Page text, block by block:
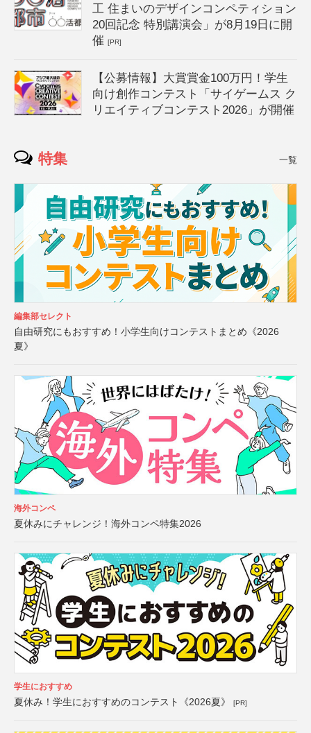
工 住まいのデザインコンペティション
20回記念 特別講演会」が8月19日に開
催[PR]
【公募情報】大賞賞金100万円！学生
向け創作コンテスト「サイゲームス ク
リエイティブコンテスト2026」が開催
特集 一覧
編集部セレクト
自由研究にもおすすめ！小学生向けコンテストまとめ《2026
夏》
海外コンペ
夏休みにチャレンジ！海外コンペ特集2026
学生におすすめ
夏休み！学生におすすめのコンテスト《2026夏》 [PR]